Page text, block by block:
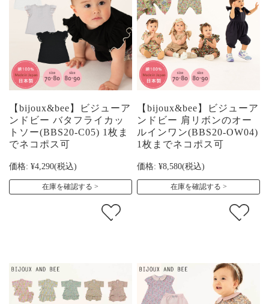
【bijoux&bee】ビジューア
ンドビー バタフライカッ
トソー(BBS20-C05) 1枚ま
でネコポス可
価格: ¥4,290(税込)
在庫を確認する
【bijoux&bee】ビジューア
ンドビー 肩リボンのオー
ルインワン(BBS20-OW04)
1枚までネコポス可
価格: ¥8,580(税込)
在庫を確認する